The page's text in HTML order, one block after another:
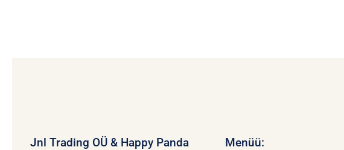
Jnl Trading OÜ & Happy Panda
Menüü: